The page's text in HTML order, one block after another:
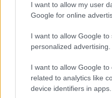
I want to allow my user
Google for online
I want to allow Google to
personalized advertising.
I want to allow Google to
related to analytics like
device identifiers in apps.
• tanév tartama alatt
induló autóbuszjárat 15
órakor és Mercedes 8.
közlekedik,